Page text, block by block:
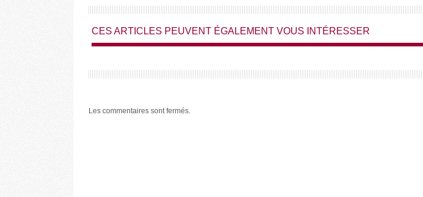
CES ARTICLES PEUVENT ÉGALEMENT VOUS INTÉRESSER
Les commentaires sont fermés.